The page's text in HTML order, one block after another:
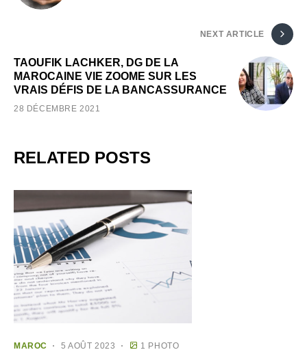
NEXT ARTICLE
TAOUFIK LACHKER, DG DE LA
MAROCAINE VIE ZOOME SUR LES
VRAIS DÉFIS DE LA BANCASSURANCE
28 DÉCEMBRE 2021
RELATED POSTS
MAROC 5 AOÛT 2023 1 PHOTO